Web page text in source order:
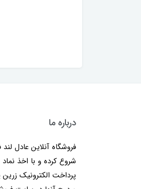
درباره ما
شروع کرده و با اخذ
پرداخت الکترونیک